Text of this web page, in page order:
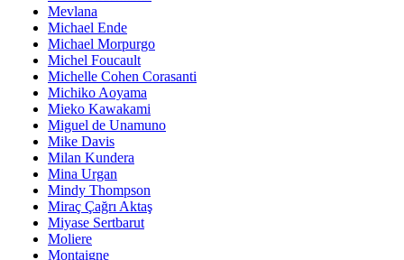
Mevlana
Michael Ende
Michael Morpurgo
Michel Foucault
Michelle Cohen Corasanti
Michiko Aoyama
Mieko Kawakami
Miguel de Unamuno
Mike Davis
Milan Kundera
Mina Urgan
Mindy Thompson
Miraç Çağrı Aktaş
Miyase Sertbarut
Moliere
Montaigne